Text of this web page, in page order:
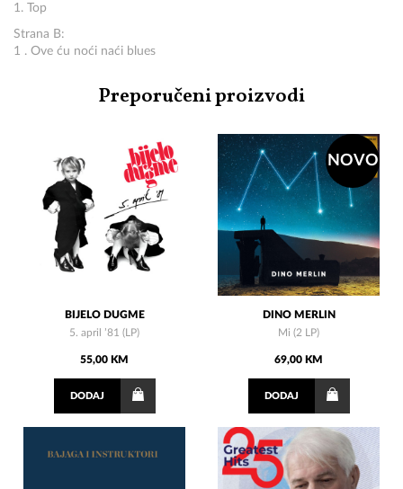
1. Top
Strana B:
1 . Ove ću noći naći blues
Preporučeni proizvodi
BIJELO DUGME
5. april ’81 (LP)
55,00 KM
DODAJ
NOVO
DINO MERLIN
Mi (2 LP)
69,00 KM
DODAJ